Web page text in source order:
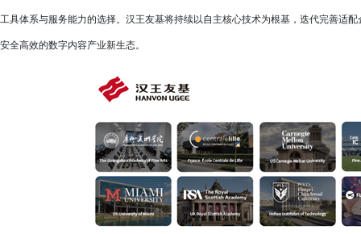
工具体系与服务能力的选择。汉王友基将持续以自主核心技术为根基，迭代完善适
安全高效的数字内容产业新生态。